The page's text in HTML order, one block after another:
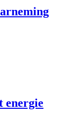
energie